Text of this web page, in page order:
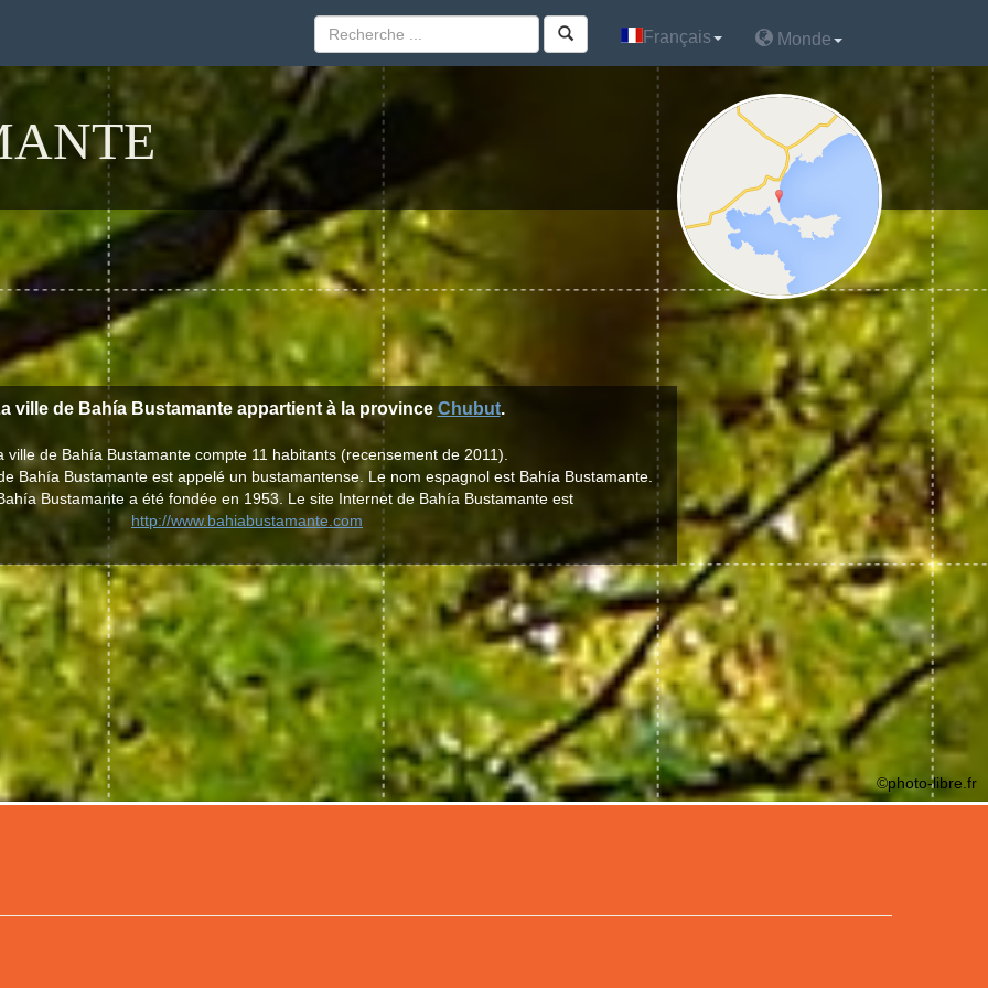
Français Monde
ville de Bahía Bustamante appartient à la province Chubut.
ville de Bahía Bustamante compte 11 habitants (recensement de 2011).
Bahía Bustamante est appelé un bustamantense. Le nom espagnol est Bahía Bustamante.
Bustamante a été fondée en 1953. Le site Internet de Bahía Bustamante est
http://www.bahiabustamante.com
©photo-libre.fr
Français Monde